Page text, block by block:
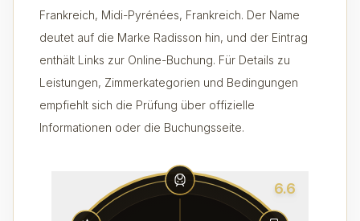
Frankreich, Midi-Pyrénées, Frankreich. Der Name
deutet auf die Marke Radisson hin, und der Eintrag
enthält Links zur Online-Buchung. Für Details zu
Leistungen, Zimmerkategorien und Bedingungen
empfiehlt sich die Prüfung über offizielle
Informationen oder die Buchungsseite.
6.6